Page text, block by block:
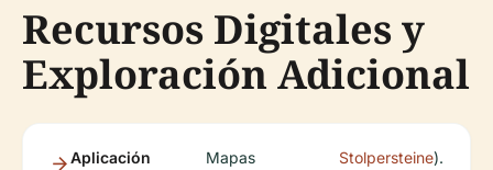
Recursos Digitales y
Exploración Adicional
Aplicación
Mapas
Stolpersteine).